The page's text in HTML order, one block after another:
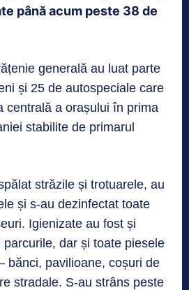
până acum peste 38 de
generală au luat parte
și 25 de autospeciale care
centrală a orașului în prima
stabilite de primarul
străzile și trotuarele, au
și s-au dezinfectat toate
Igienizate au fost și
dar și toate piesele
bănci, pavilioane, coșuri de
stradale. S-au strâns peste